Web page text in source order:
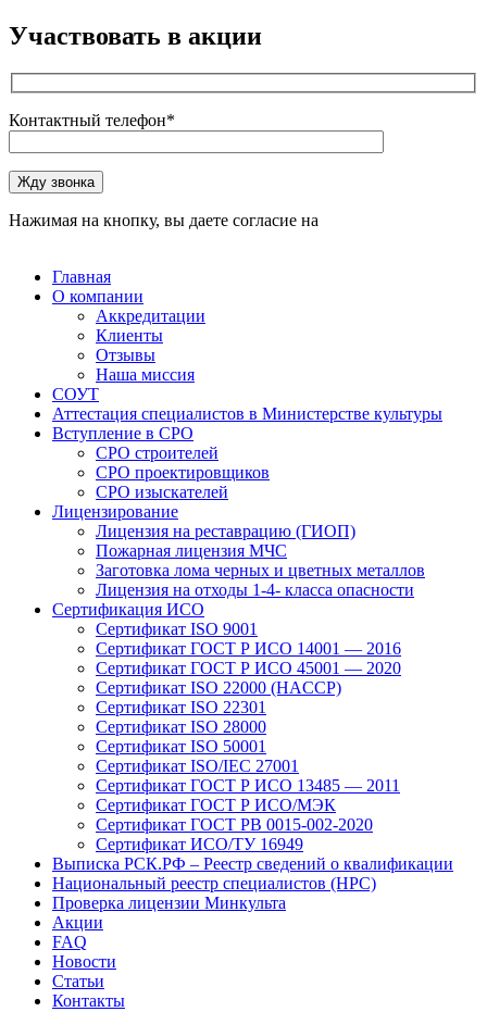
Участвовать в акции
Контактный телефон*
Оставьте это поле пустым.
Жду звонка
Нажимая на кнопку, вы даете согласие на
Главная
О компании
Аккредитации
Клиенты
Отзывы
Наша миссия
СОУТ
Аттестация специалистов в Министерстве культуры
Вступление в СРО
СРО строителей
СРО проектировщиков
СРО изыскателей
Лицензирование
Лицензия на реставрацию (ГИОП)
Пожарная лицензия МЧС
Заготовка лома черных и цветных металлов
Лицензия на отходы 1-4- класса опасности
Сертификация ИСО
Сертификат ISO 9001
Сертификат ГОСТ Р ИСО 14001 — 2016
Сертификат ГОСТ Р ИСО 45001 — 2020
Сертификат ISO 22000 (HACCP)
Сертификат ISO 22301
Сертификат ISO 28000
Сертификат ISO 50001
Сертификат ISO/IEC 27001
Сертификат ГОСТ Р ИСО 13485 — 2011
Сертификат ГОСТ Р ИСО/МЭК
Сертификат ГОСТ РВ 0015-002-2020
Сертификат ИСО/ТУ 16949
Выписка РСК.РФ – Реестр сведений о квалификации
Национальный реестр специалистов (НРС)
Проверка лицензии Минкульта
Акции
FAQ
Новости
Статьи
Контакты